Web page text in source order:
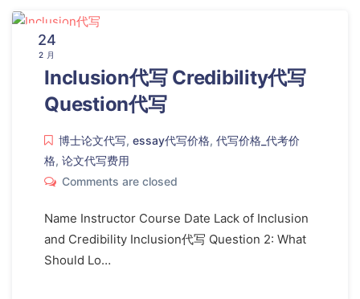
24
2 月
Inclusion代写 Credibility代写
Question代写
博士论文代写, essay代写价格, 代写价格_代考价
格, 论文代写费用
Comments are closed
Name Instructor Course Date Lack of Inclusion
and Credibility Inclusion代写 Question 2: What
Should Lo…